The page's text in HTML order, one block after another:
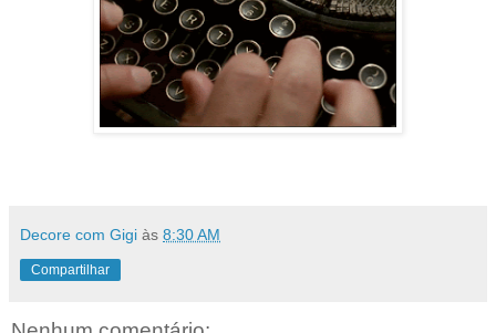
Decore com Gigi às 8:30 AM
Compartilhar